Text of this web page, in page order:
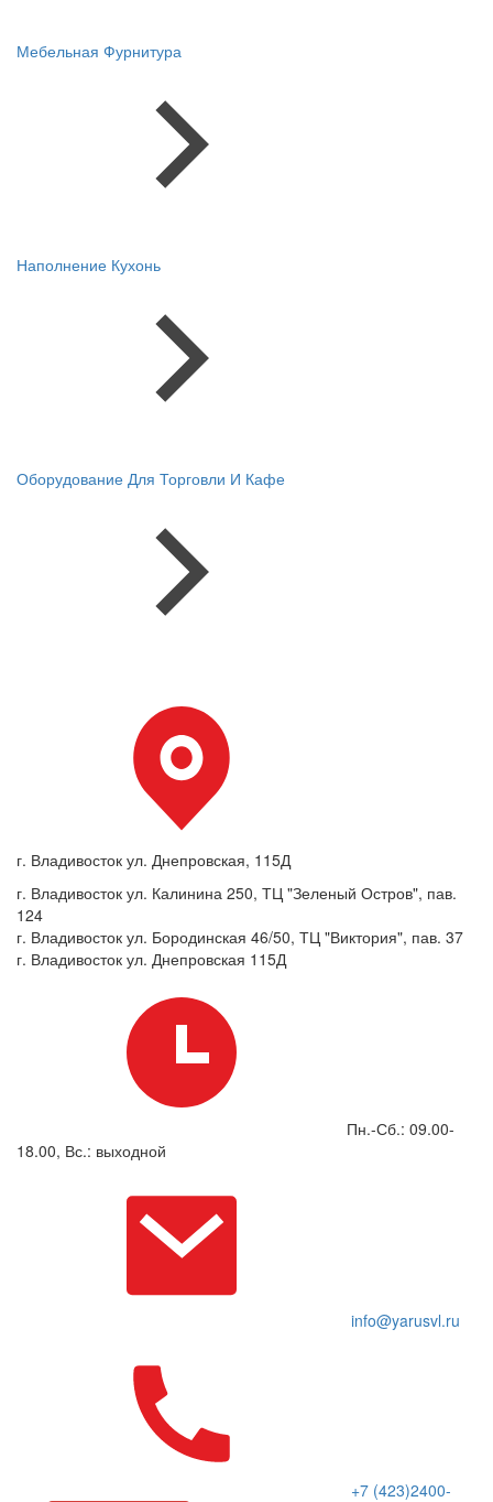
Мебельная Фурнитура
Наполнение Кухонь
Оборудование Для Торговли И Кафе
г. Владивосток ул. Днепровская, 115Д
г. Владивосток ул. Калинина 250, ТЦ "Зеленый Остров", пав.
124
г. Владивосток ул. Бородинская 46/50, ТЦ "Виктория", пав. 37
г. Владивосток ул. Днепровская 115Д
Пн.-Сб.: 09.00-
18.00, Вс.: выходной
info@yarusvl.ru
+7 (423)2400-